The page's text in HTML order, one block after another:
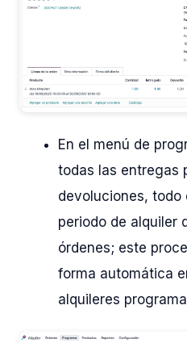
En el menú de
todas las entregas
devoluciones, todo
periodo de alquiler
órdenes; este
forma automática
alquileres